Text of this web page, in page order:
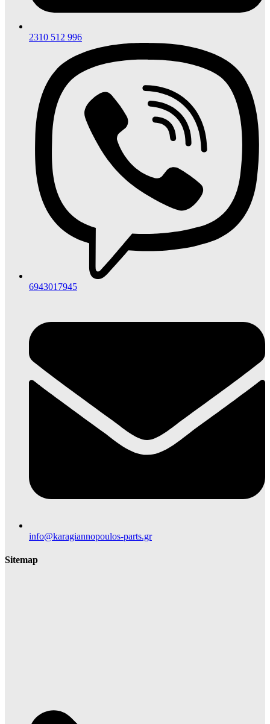
2310 512 996
6943017945
info@karagiannopoulos-parts.gr
Sitemap